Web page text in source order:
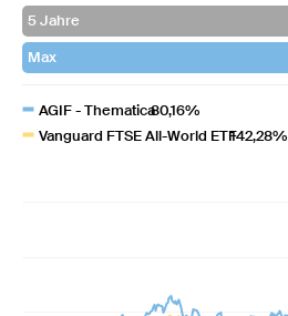
AGIF - Thematica80,16%
Vanguard FTSE All-World ETF142,28%